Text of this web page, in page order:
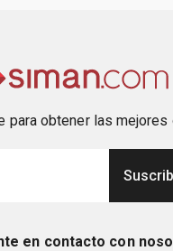
para obtener las mejores
en contacto con